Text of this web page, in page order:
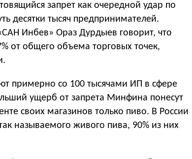
запрет как очередной удар по
десятки тысяч предпринимателей.
Инбев» Ораз Дурдыев говорит, что
от общего объема торговых точек,
примерно со 100 тысячами ИП в сфере
ущерб от запрета Минфина понесут
своих магазинов только пиво. В России
называемого живого пива, 90% из них